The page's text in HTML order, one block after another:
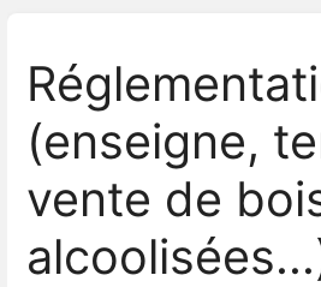
(enseigne,
vente de